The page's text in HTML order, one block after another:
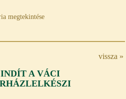
megtekintése
vissza »
A VÁCI